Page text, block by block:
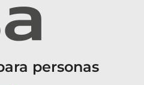
personas